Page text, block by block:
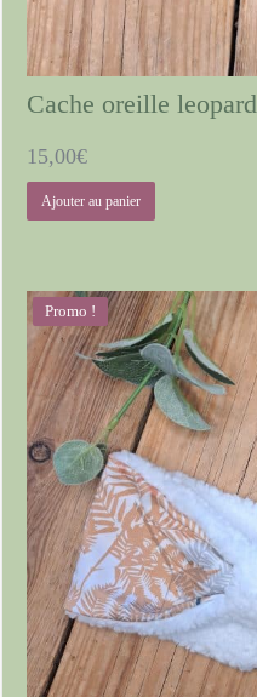
Cache oreille leopard
15,00€
Ajouter au panier
Promo !